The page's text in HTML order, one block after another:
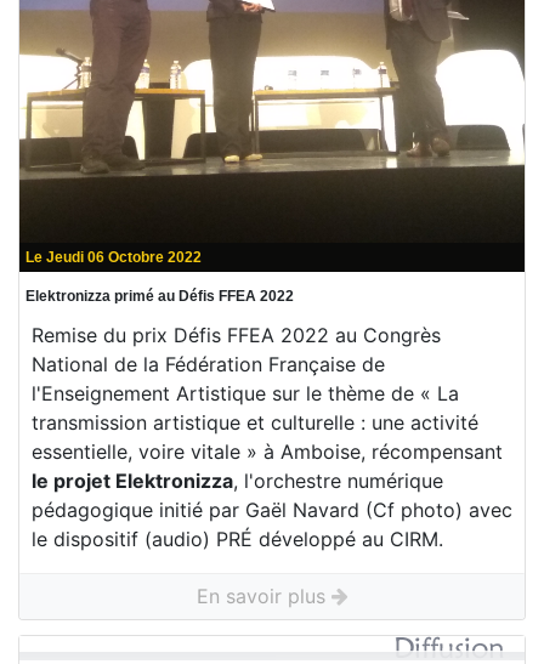
Le Jeudi 06 Octobre 2022
Elektronizza primé au Défis FFEA 2022
Remise du prix Défis FFEA 2022 au Congrès
National de la Fédération Française de
l'Enseignement Artistique sur le thème de « La
transmission artistique et culturelle : une activité
essentielle, voire vitale » à Amboise, récompensant
le projet Elektronizza, l'orchestre numérique
pédagogique initié par Gaël Navard (Cf photo) avec
le dispositif (audio) PRÉ développé au CIRM.
En savoir plus